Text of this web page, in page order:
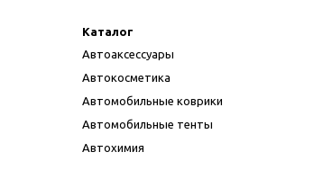
Каталог
Автоаксессуары
Автокосметика
Автомобильные коврики
Автомобильные тенты
Автохимия